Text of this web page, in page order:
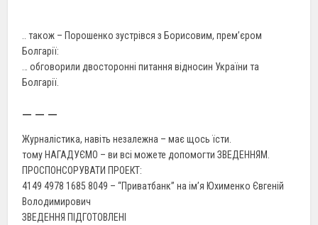
.. також – Порошенко зустрівся з Борисовим, прем’єром
Болгарії:
… обговорили двосторонні питання відносин України та
Болгарії.
— — —
Журналістика, навіть незалежна – має щось їсти.
тому НАГАДУЄМО – ви всі можете допомогти ЗВЕДЕННЯМ.
ПРОСПОНСОРУВАТИ ПРОЕКТ:
4149 4978 1685 8049 – “Приватбанк” на ім’я Юхименко Євгеній
Володимирович
ЗВЕДЕННЯ ПІДГОТОВЛЕНІ